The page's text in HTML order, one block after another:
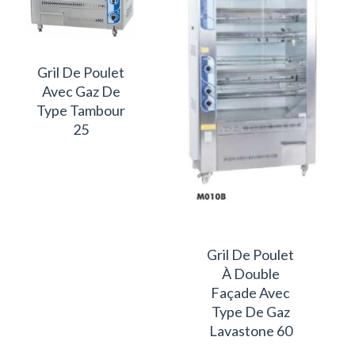
Gril De Poulet
Avec Gaz De
Type Tambour
25
Gril De Poulet
À Double
Façade Avec
Type De Gaz
Lavastone 60